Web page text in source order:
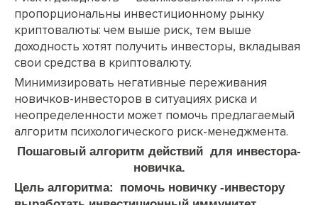
пропорциональны инвестиционному рынку
криптовалюты: чем выше риск, тем выше
доходность хотят получить инвесторы, вкладывая
свои средства в криптовалюту.
Минимизировать негативные переживания
новичков-инвесторов в ситуациях риска и
неопределенности может помочь предлагаемый
алгоритм психологического риск-менеджмента.
Пошаговый алгоритм действий для инвестора-
новичка.
Цель алгоритма:
помочь новичку -инвестору